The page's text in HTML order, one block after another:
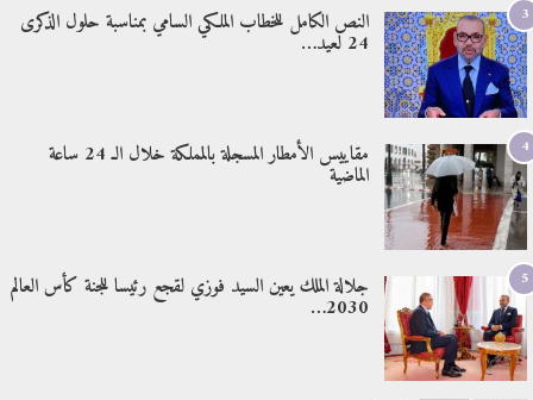
3 النص الكامل للخطاب الملكي السامي بمناسبة حلول الذكرى
24 لعيد…
4 مقاييس الأمطار المسجلة بالمملكة خلال الـ 24 ساعة
الماضية
5 جلالة الملك يعين السيد فوزي لقجع رئيسا للجنة كأس العالم
2030…